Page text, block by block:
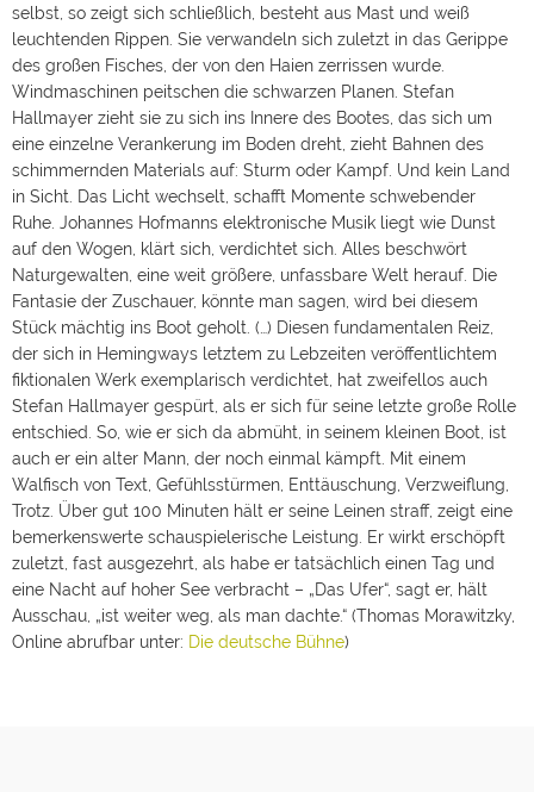
selbst, so zeigt sich schließlich, besteht aus Mast und weiß
leuchtenden Rippen. Sie verwandeln sich zuletzt in das Gerippe
des großen Fisches, der von den Haien zerrissen wurde.
Windmaschinen peitschen die schwarzen Planen. Stefan
Hallmayer zieht sie zu sich ins Innere des Bootes, das sich um
eine einzelne Verankerung im Boden dreht, zieht Bahnen des
schimmernden Materials auf: Sturm oder Kampf. Und kein Land
in Sicht. Das Licht wechselt, schafft Momente schwebender
Ruhe. Johannes Hofmanns elektronische Musik liegt wie Dunst
auf den Wogen, klärt sich, verdichtet sich. Alles beschwört
Naturgewalten, eine weit größere, unfassbare Welt herauf. Die
Fantasie der Zuschauer, könnte man sagen, wird bei diesem
Stück mächtig ins Boot geholt. (…) Diesen fundamentalen Reiz,
der sich in Hemingways letztem zu Lebzeiten veröffentlichtem
fiktionalen Werk exemplarisch verdichtet, hat zweifellos auch
Stefan Hallmayer gespürt, als er sich für seine letzte große Rolle
entschied. So, wie er sich da abmüht, in seinem kleinen Boot, ist
auch er ein alter Mann, der noch einmal kämpft. Mit einem
Walfisch von Text, Gefühlsstürmen, Enttäuschung, Verzweiflung,
Trotz. Über gut 100 Minuten hält er seine Leinen straff, zeigt eine
bemerkenswerte schauspielerische Leistung. Er wirkt erschöpft
zuletzt, fast ausgezehrt, als habe er tatsächlich einen Tag und
eine Nacht auf hoher See verbracht – „Das Ufer“, sagt er, hält
Ausschau, „ist weiter weg, als man dachte.“ (Thomas Morawitzky,
Online abrufbar unter: Die deutsche Bühne)